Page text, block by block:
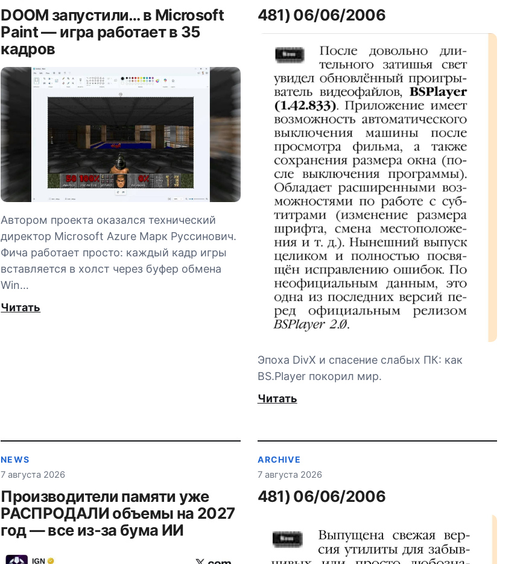
DOOM запустили… в Microsoft
Paint — игра работает в 35
кадров
Автором проекта оказался технический
директор Microsoft Azure Марк Руссинович.
Фича работает просто: каждый кадр игры
вставляется в холст через буфер обмена
Win…
Читать
481) 06/06/2006
Эпоха DivX и спасение слабых ПК: как
BS.Player покорил мир.
Читать
NEWS
Производители памяти уже
РАСПРОДАЛИ объемы на 2027
год — все из-за бума ИИ
7 августа 2026
ARCHIVE
481) 06/06/2006
7 августа 2026